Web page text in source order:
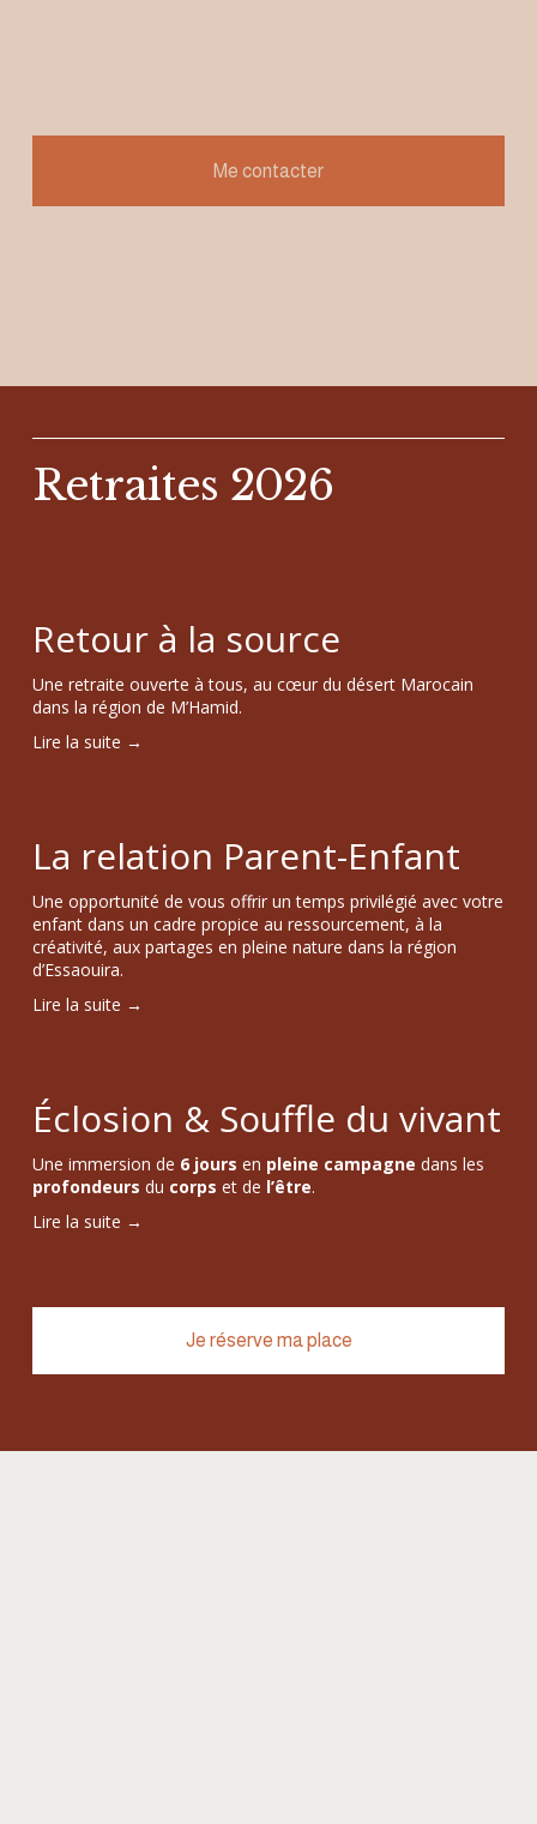
Me contacter
Retraites 2026
Retour à la source
Une retraite ouverte à tous, au cœur du désert Marocain
dans la région de M’Hamid.
Lire la suite →
La relation Parent-Enfant
Une opportunité de vous offrir un temps privilégié avec votre
enfant dans un cadre propice au ressourcement, à la
créativité, aux partages en pleine nature dans la région
d’Essaouira.
Lire la suite →
Éclosion & Souffle du vivant
Une immersion de 6 jours en pleine campagne
profondeurs du corps et de l’être.
Lire la suite →
Je réserve ma place